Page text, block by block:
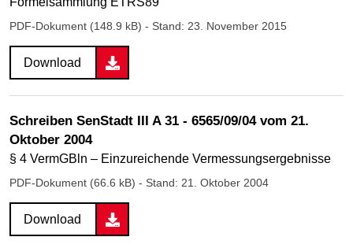
PDF-Dokument (148.9 kB) - Stand: 23. November 2015
Download
Schreiben SenStadt III A 31 - 6565/09/04 vom 21.
Oktober 2004
§ 4 VermGBln – Einzureichende Vermessungsergebnisse
PDF-Dokument (66.6 kB) - Stand: 21. Oktober 2004
Download